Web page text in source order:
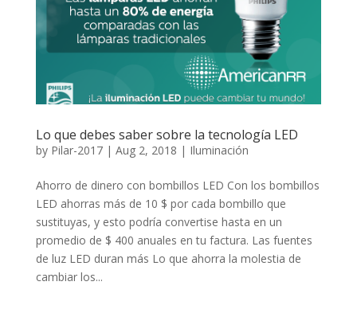
Lo que debes saber sobre la tecnología LED
by Pilar-2017| Aug 2, 2018 | Iluminación
Ahorro de dinero con bombillos LED Con los bombillos
LED ahorras más de 10 $ por cada bombillo que
sustituyas, y esto podría convertise hasta en un
promedio de $ 400 anuales en tu factura. Las fuentes
de luz LED duran más Lo que ahorra la molestia de
cambiar los...